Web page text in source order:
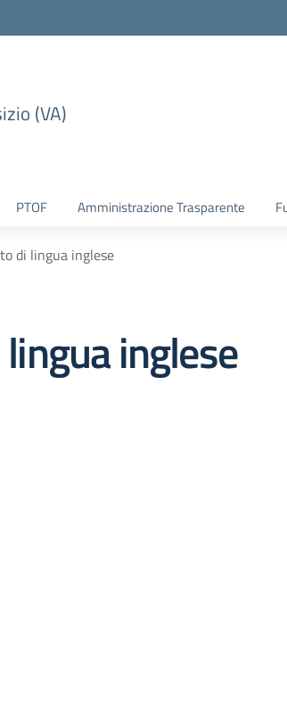
(VA)
PTOF Amministrazione Trasparente
di lingua inglese
inglese